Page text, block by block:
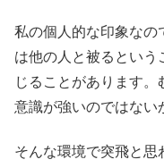
私の個人的な印象なの
は他の人と被るとい
じることがあります。
意識が強いのではない
そんな環境で突飛と思